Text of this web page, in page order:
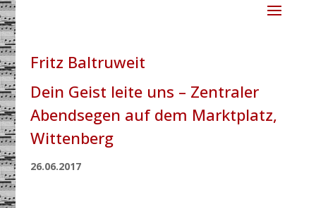
Fritz Baltruweit
Dein Geist leite uns – Zentraler
Abendsegen auf dem Marktplatz,
Wittenberg
26.06.2017